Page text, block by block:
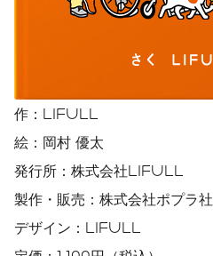
作：LIFULL
絵：岡村 優太
発行所：株式会社LIFULL
製作・販売：株式会社ポプラ社
デザイン：LIFULL